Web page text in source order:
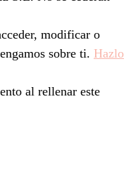
modificar o
sobre ti. Hazlo
al rellenar este